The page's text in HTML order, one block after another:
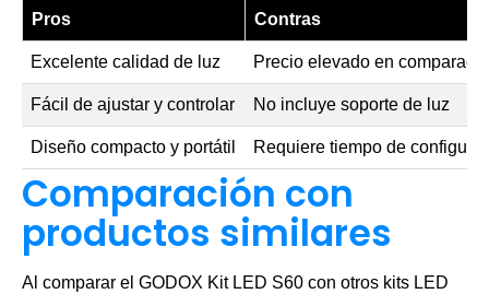
Pros Contras
Excelente calidad de luz Precio elevado en
Fácil de ajustar y controlar No incluye soporte de luz
Diseño compacto y portátil Requiere tiempo de
Comparación con
productos similares
Al comparar el GODOX Kit LED S60 con otros kits LED